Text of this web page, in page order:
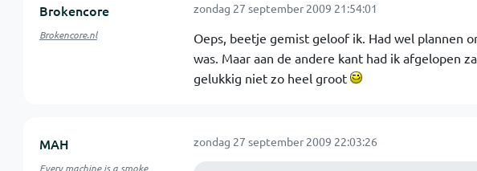
Brokencore
Brokencore.nl
zondag 27 september 2009 21:54:01
Oeps, beetje gemist geloof ik. Had wel plannen
was. Maar aan de andere kant had ik afgelopen
gelukkig niet zo heel groot
MAH
Every machine is a smoke
zondag 27 september 2009 22:03:26